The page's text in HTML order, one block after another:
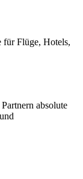
für Flüge, Hotels,
absolute